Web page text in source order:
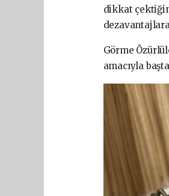
dikkat
Görme
amacıyla